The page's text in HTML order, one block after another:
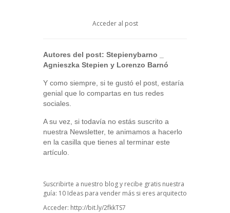
Acceder al post
Autores del post: Stepienybarno
Agnieszka Stepien y Lorenzo Barnó
Y como siempre, si te gustó el post, estaría
genial que lo compartas en tus redes
sociales.
A su vez, si todavía no estás suscrito a
nuestra Newsletter, te animamos a hacerlo
en la casilla que tienes al terminar este
artículo.
Suscribirte a nuestro blog y recibe gratis nuestra
guía: 10 Ideas para vender más si eres arquitecto
Acceder: http://bit.ly/2fkkTS7